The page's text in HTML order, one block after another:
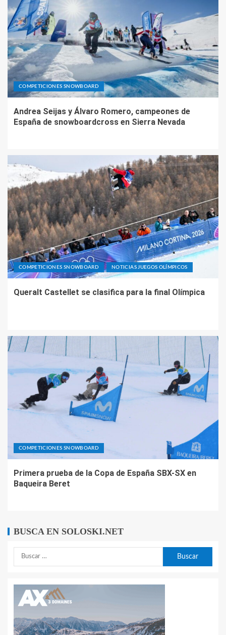
COMPETICIONES SNOWBOARD
Andrea Seijas y Álvaro Romero, campeones de
España de snowboardcross en Sierra Nevada
COMPETICIONES SNOWBOARD NOTICIAS JUEGOS OLÍMPICOS
Queralt Castellet se clasifica para la final Olímpica
COMPETICIONES SNOWBOARD
Primera prueba de la Copa de España SBX-SX en
Baqueira Beret
BUSCA EN SOLOSKI.NET